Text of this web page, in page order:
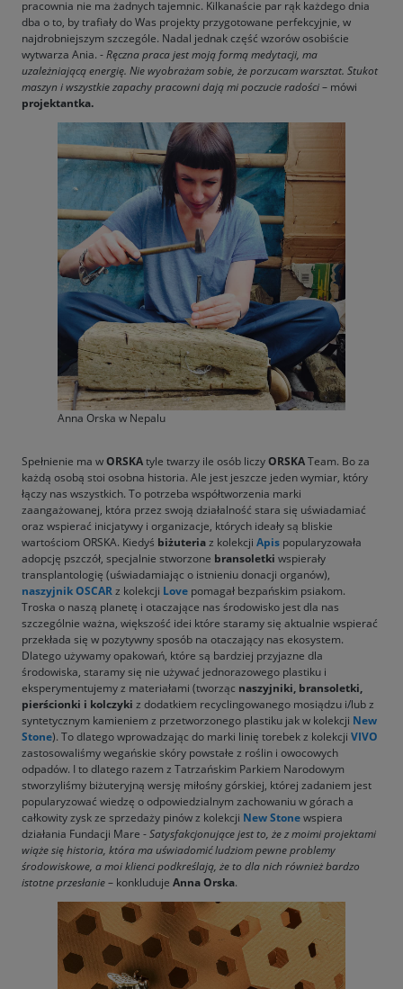
pracownia nie ma żadnych tajemnic. Kilkanaście par rąk każdego dnia
dba o to, by trafiały do Was projekty przygotowane perfekcyjnie, w
najdrobniejszym szczególe. Nadal jednak część wzorów osobiście
wytwarza Ania. -Ręczna praca jest moją formą medytacji, ma
uzależniającą energię. Nie wyobrażam sobie, że porzucam warsztat. Stukot
maszyn i wszystkie zapachy pracowni dają mi poczucie radości– mówi
projektantka.
Anna Orska w Nepalu
Spełnienie ma wORSKAtyle twarzy ile osób liczyORSKATeam. Bo za
każdą osobą stoi osobna historia. Ale jest jeszcze jeden wymiar, który
łączy nas wszystkich. To potrzeba współtworzenia marki
zaangażowanej, która przez swoją działalność stara się uświadamiać
oraz wspierać inicjatywy i organizacje, których ideały są bliskie
wartościom ORSKA. Kiedyś biżuteriaz kolekcji Apis popularyzowała
adopcję pszczół, specjalnie stworzone bransoletki wspierały
transplantologię (uświadamiając o istnieniu donacji organów),
naszyjnik OSCARz kolekcji Love pomagał bezpańskim psiakom.
Troska o naszą planetę i otaczające nas środowisko jest dla nas
szczególnie ważna, większość idei które staramy się aktualnie wspierać
przekłada się w pozytywny sposób na otaczający nas ekosystem.
Dlatego używamy opakowań, które są bardziej przyjazne dla
środowiska, staramy się nie używać jednorazowego plastiku i
eksperymentujemy z materiałami (tworząc naszyjniki, bransoletki,
pierścionki i kolczyki z dodatkiem recyclingowanego mosiądzu i/lub z
syntetycznym kamieniem z przetworzonego plastiku jak w kolekcji New
Stone). To dlatego wprowadzając do marki linię torebek z kolekcji VIVO
zastosowaliśmy wegańskie skóry powstałe z roślin i owocowych
odpadów. I to dlatego razem z Tatrzańskim Parkiem Narodowym
stworzyliśmy biżuteryjną wersję miłośny górskiej, której zadaniem jest
popularyzować wiedzę o odpowiedzialnym zachowaniu w górach a
całkowity zysk ze sprzedaży pinów z kolekcji New Stonewspiera
działania Fundacji Mare -Satysfakcjonujące jest to, że z moimi projektami
wiąże się historia, która ma uświadomić ludziom pewne problemy
środowiskowe, a moi klienci podkreślają, że to dla nich również bardzo
istotne przesłanie– konkluduje Anna Orska.